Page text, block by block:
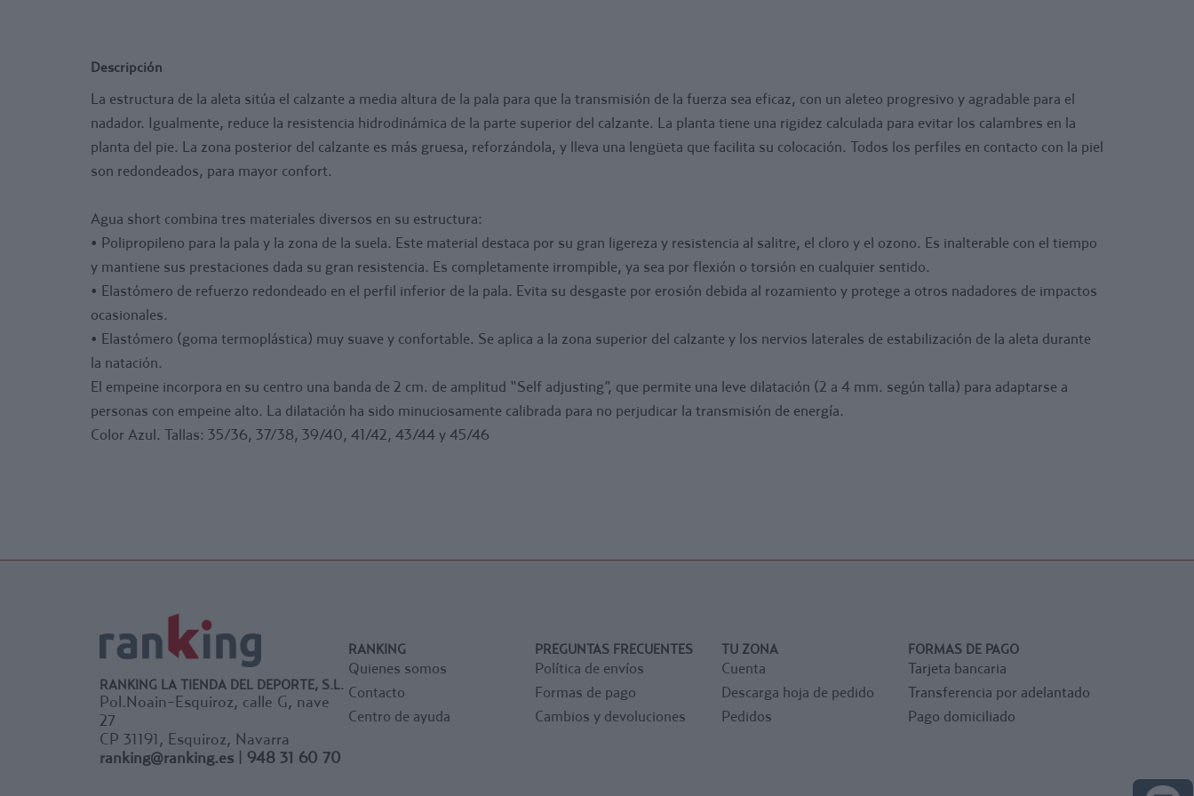
dilatación ha sido minuciosamente calibrada para no perjudicar la
transmisión de energía.
Descripción
La estructura de la aleta sitúa el calzante a media altura de la pala para que la transmisión de la fuerza sea eficaz, con un aleteo progresivo y agradable para el
nadador. Igualmente, reduce la resistencia hidrodinámica de la parte superior del calzante. La planta tiene una rigidez calculada para evitar los calambres en la
planta del pie. La zona posterior del calzante es más gruesa, reforzándola, y lleva una lengüeta que facilita su colocación. Todos los perfiles en contacto con la piel
son redondeados, para mayor confort.
Agua short combina tres materiales diversos en su estructura:
• Polipropileno para la pala y la zona de la suela. Este material destaca por su gran ligereza y resistencia al salitre, el cloro y el ozono. Es inalterable con el tiempo
y mantiene sus prestaciones dada su gran resistencia. Es completamente irrompible, ya sea por flexión o torsión en cualquier sentido.
• Elastómero de refuerzo redondeado en el perfil inferior de la pala. Evita su desgaste por erosión debida al rozamiento y protege a otros nadadores de impactos
ocasionales.
• Elastómero (goma termoplástica) muy suave y confortable. Se aplica a la zona superior del calzante y los nervios laterales de estabilización de la aleta durante
la natación.
El empeine incorpora en su centro una banda de 2 cm. de amplitud “Self adjusting”, que permite una leve dilatación (2 a 4 mm. según talla) para adaptarse a
personas con empeine alto. La dilatación ha sido minuciosamente calibrada para no perjudicar la transmisión de energía.
Color Azul. Tallas: 35/36, 37/38, 39/40, 41/42, 43/44 y 45/46
RANKING LA TIENDA DEL DEPORTE, S.L.
Pol.Noain-Esquiroz, calle G, nave
27
CP 31191, Esquiroz, Navarra
ranking@ranking.es | 948 31 60 70
RANKING
Quienes somos
Contacto
Centro de ayuda
PREGUNTAS FRECUENTES
Política de envíos
Formas de pago
Cambios y devoluciones
TU ZONA
Cuenta
Descarga hoja de pedido
Pedidos
FORMAS DE PAGO
Tarjeta bancaria
Transferencia por adelantado
Pago domiciliado